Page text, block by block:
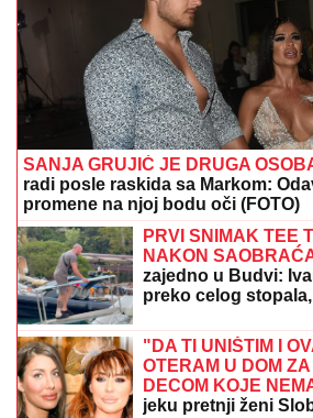
(VIDEO) OVAKO
BIRNE O ACI KOSU
GUBITKA
Cela kuća
omiljena jela: "On
"KAD SAM SE OŽENIO IMAO
IMAM JE I DANAS"Pevač oženio
priznao da je vara na svakom
estradi imaju paralelne veze"